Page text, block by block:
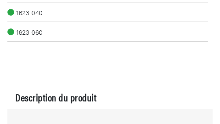
1623 040
1623 060
Description du produit